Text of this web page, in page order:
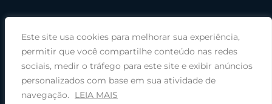
Este site usa cookies para melhorar sua experiência,
permitir que você compartilhe conteúdo nas redes
sociais, medir o tráfego para este site e exibir anúncios
personalizados com base em sua atividade de
navegação.
LEIA MAIS
Praça Rui Barbosa, 220, sala 66, Porto Alegre, RS, 90030-100 |
Telefone: (51) 99949-1120